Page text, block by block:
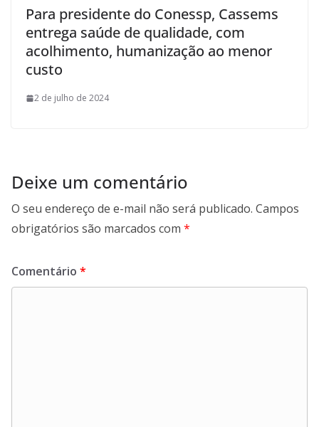
Para presidente do Conessp, Cassems
entrega saúde de qualidade, com
acolhimento, humanização ao menor
custo
2 de julho de 2024
Deixe um comentário
O seu endereço de e-mail não será publicado. Campos
obrigatórios são marcados com *
Comentário *